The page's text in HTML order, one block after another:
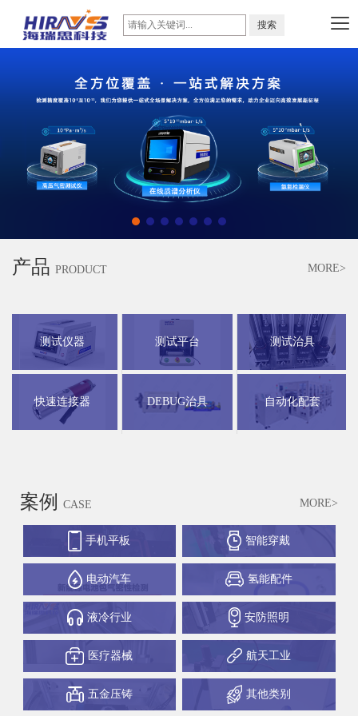
产品 PRODUCT MORE>
测试仪器 测试平台 测试治具
快速连接器 DEBUG治具 自动化配套
案例 CASE MORE>
手机平板 智能穿戴
电动汽车 氢能配件
液冷行业 安防照明
医疗器械 航天工业
五金压铸 其他类别